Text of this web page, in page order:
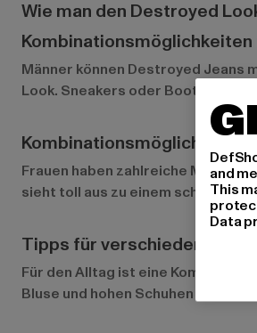
Wie man den Destroyed
Kombinationsmöglichkeiten
Männer können Destroyed Jeans
Look. Sneakers oder Boots runden
Kombinationsmöglichkeiten
Frauen haben zahlreiche
sieht toll aus zu einem schlichten
Tipps für verschiedene
Für den Alltag ist eine
Bluse und hohen Schuhen
and
This
Data